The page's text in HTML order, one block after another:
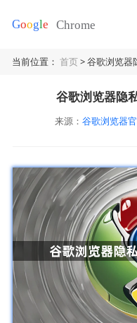
当前位置：首页> 谷歌浏览器
谷歌浏览器隐
来源： 谷歌浏览器